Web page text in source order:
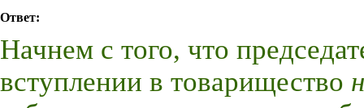
Ответ:
Начнем с того, что
вступлении в товарищество